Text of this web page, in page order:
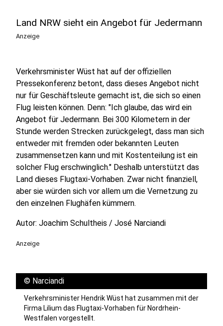
Land NRW sieht ein Angebot für Jedermann
Anzeige
Verkehrsminister Wüst hat auf der offiziellen
Pressekonferenz betont, dass dieses Angebot nicht
nur für Geschäftsleute gemacht ist, die sich so einen
Flug leisten können. Denn: "Ich glaube, das wird ein
Angebot für Jedermann. Bei 300 Kilometern in der
Stunde werden Strecken zurückgelegt, dass man sich
entweder mit fremden oder bekannten Leuten
zusammensetzen kann und mit Kostenteilung ist ein
solcher Flug erschwinglich." Deshalb unterstützt das
Land dieses Flugtaxi-Vorhaben. Zwar nicht finanziell,
aber sie würden sich vor allem um die Vernetzung zu
den einzelnen Flughäfen kümmern.
Autor: Joachim Schultheis / José Narciandi
Anzeige
© Narciandi
Verkehrsminister Hendrik Wüst hat zusammen mit der
Firma Lilium das Flugtaxi-Vorhaben für Nordrhein-
Westfalen vorgestellt.